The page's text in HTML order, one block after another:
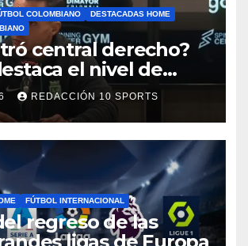
COLOMBIANO
DESTACADAS HOME
central derecho?
el nivel de
REDACCIÓN 10 SPORTS
FÚTBOL INTERNACIONAL
regreso de las